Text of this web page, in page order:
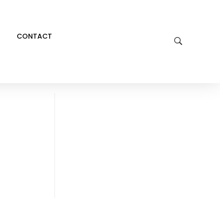
CONTACT